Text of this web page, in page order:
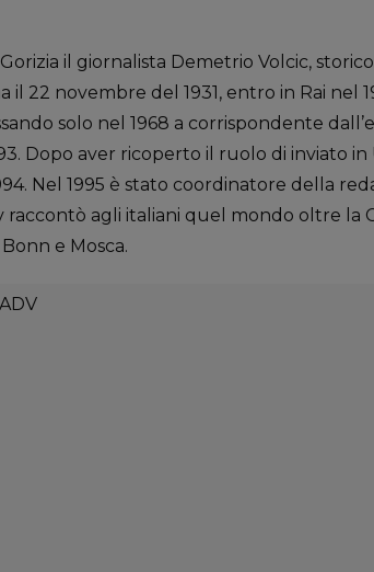
Gorizia il giornalista Demetrio Volcic, storico
22 novembre del 1931, entro in Rai nel
solo nel 1968 a corrispondente
Dopo aver ricoperto il ruolo di inviato in
Nel 1995 è stato coordinatore della
raccontò agli italiani quel mondo oltre la
e Mosca.